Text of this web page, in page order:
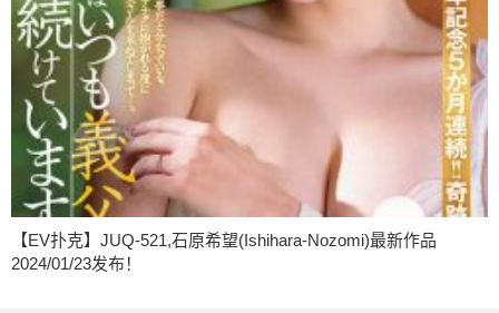
【EV扑克】JUQ-521,石原希望(Ishihara-Nozomi)最新作品
2024/01/23发布！